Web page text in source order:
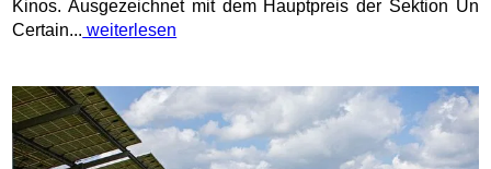
Kinos. Ausgezeichnet mit dem Hauptpreis der Sektion Un
Certain... weiterlesen